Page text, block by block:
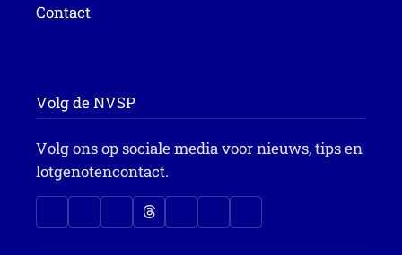
Contact
Volg de NVSP
Volg ons op sociale media voor nieuws, tips en
lotgenotencontact.